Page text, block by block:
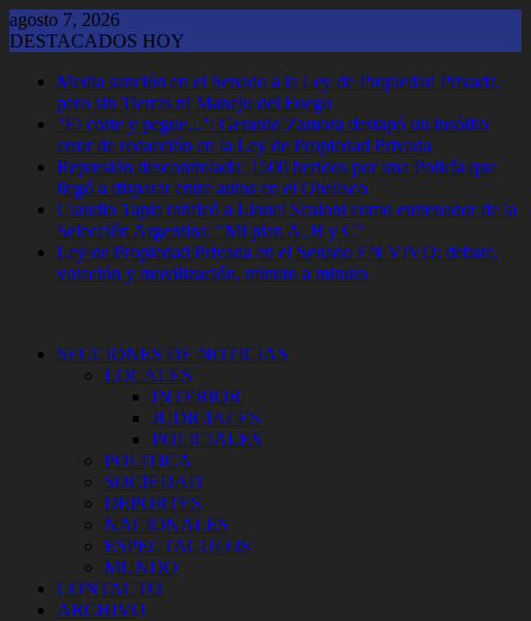
Saltar
al
agosto 7, 2026
DESTACADOS HOY
Media sanción en el Senado a la Ley de Propiedad Privada,
pero sin Tierras ni Manejo del Fuego
"El corte y pegue...": Gerardo Zamora destapó un insólito
error de redacción en la Ley de Propiedad Privada
Represión descontrolada: 1500 heridos por una Policía que
llegó a disparar entre autos en el Obelisco
Claudio Tapia ratificó a Lionel Scaloni como entrenador de la
Selección Argentina: "Mi plan A, B y C"
Ley de Propiedad Privada en el Senado EN VIVO: debate,
votación y movilización, minuto a minuto
SECCIONES DE NOTICIAS
LOCALES
INTERIOR
JUDICIALES
POLICIALES
POLITICA
SOCIEDAD
DEPORTES
NACIONALES
ESPECTACULOS
MUNDO
CONTACTO
ARCHIVO